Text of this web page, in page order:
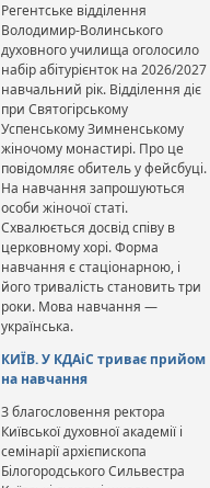
Регентське відділення
Володимир-Волинського
духовного училища оголосило
набір абітурієнток на 2026/2027
навчальний рік. Відділення діє
при Святогірському
Успенському Зимненському
жіночому монастирі. Про це
повідомляє обитель у фейсбуці.
На навчання запрошуються
особи жіночої статі.
Схвалюється досвід співу в
церковному хорі. Форма
навчання є стаціонарною, і
його тривалість становить три
роки. Мова навчання —
українська.
КИЇВ. У КДАіС триває прийом
на навчання
З благословення ректора
Київської духовної академії і
семінарії архієпископа
Білогородського Сильвестра